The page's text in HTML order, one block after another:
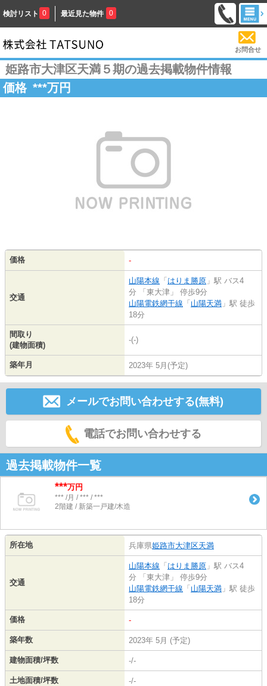
検討リスト 0 最近見た物件 0
お問合せ
姫路市大津区天満５期の過去掲載物件情報
価格 ***万円
価格 -
交通
山陽本線 「 はりま勝原 」駅 バス4
分 「東大津」 停歩9分
山陽電鉄網干線 「 山陽天満 」駅 徒歩
18分
間取り
(建物面積)
-(-)
築年月 2023年 5月(予定)
メールでお問い合わせする(無料)
電話でお問い合わせする
過去掲載物件一覧
***万円
*** /月 / *** / ***
2階建 / 新築一戸建/木造
所在地 兵庫県姫路市大津区天満
交通
山陽本線 「 はりま勝原 」駅 バス4
分 「東大津」 停歩9分
山陽電鉄網干線 「 山陽天満 」駅 徒歩
18分
価格 -
築年数 2023年 5月 (予定)
建物面積/坪数 -/-
土地面積/坪数 -/-